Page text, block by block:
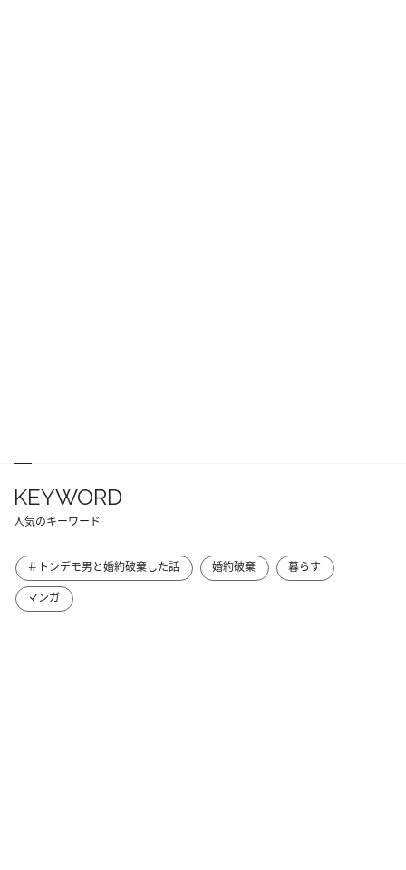
KEYWORD
人気のキーワード
＃トンデモ男と婚約破棄した話 婚約破棄
暮らす
マンガ